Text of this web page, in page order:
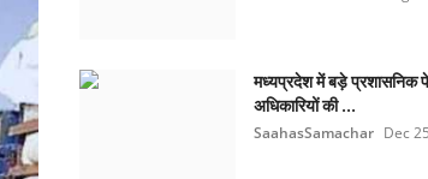
मध्यप्रदेश में बड़े प्रशासनिक
अधिकारियों की ...
SaahasSamachar Dec